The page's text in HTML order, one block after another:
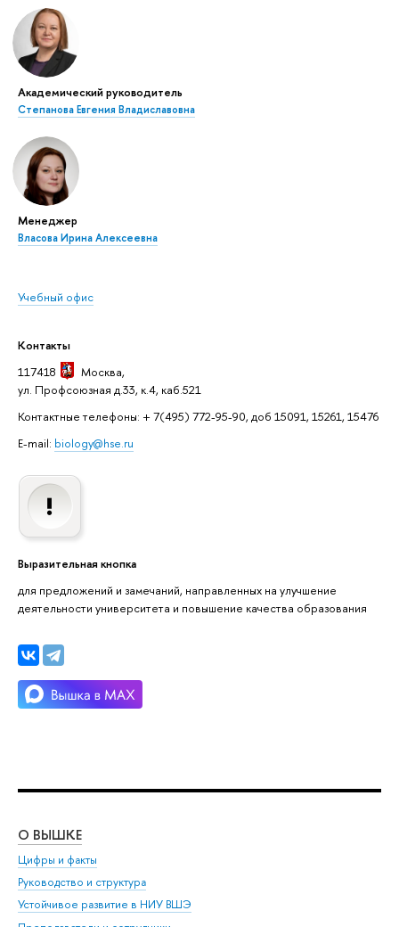
Академический руководитель
Степанова Евгения Владиславовна
Менеджер
Власова Ирина Алексеевна
Учебный офис
Контакты
117418
Москва,
ул. Профсоюзная д.33, к.4, каб.521
Контактные телефоны: + 7(495) 772-95-90, доб 15091, 15261, 15476
E-mail: biology@hse.ru
Выразительная кнопка
для предложений и замечаний, направленных на улучшение
деятельности университета и повышение качества образования
О ВЫШКЕ
Цифры и факты
Руководство и структура
Устойчивое развитие в НИУ ВШЭ